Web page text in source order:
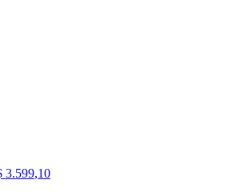
3.599,10